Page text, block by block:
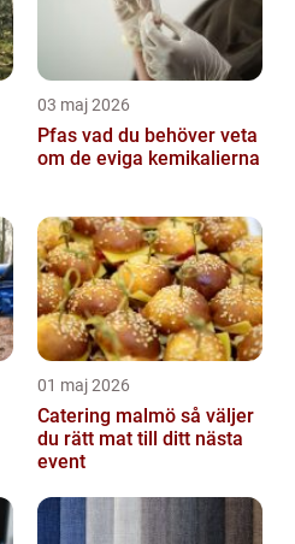
03 maj 2026
Pfas vad du behöver veta
om de eviga kemikalierna
01 maj 2026
Catering malmö så väljer
du rätt mat till ditt nästa
event